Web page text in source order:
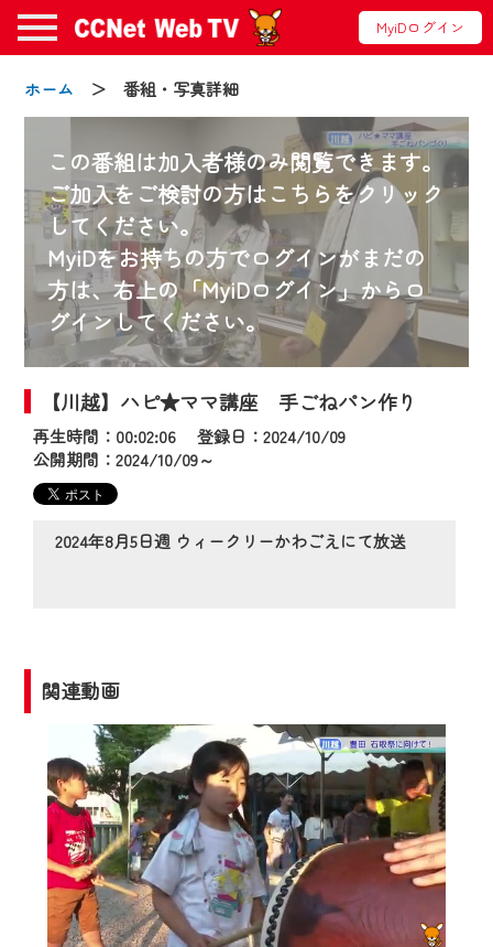
MyiDログイン
ホーム ＞ 番組・写真詳細
この番組は加入者様のみ閲覧できます。
ご加入をご検討の方はこちらをクリック
してください。
MyiDをお持ちの方でログインがまだの
方は、右上の「MyiDログイン」からロ
グインしてください。
【川越】ハピ★ママ講座 手ごねパン作り
再生時間：00:02:06 登録日：2024/10/09
公開期間：2024/10/09～
2024年8月5日週 ウィークリーかわごえにて放送
関連動画
お知らせ
2024/09/02
動画配信サービス『CCNet Web TV』は2024
年9月24日からリニューアルします！
【変更点】
◆デザイン変更により、お住まいの地域
の動画コンテンツが一目瞭然。
◆当社アプリやＰＣブラウザから、いつ
でも・どこでも・外出先でも！
2024年9月24日からはご加入者様へのサー
ビス向上のため、
『CCNet Web TV』を利用いただくには、
一部コンテンツを除き、
CCNetサービスへの加入と『CCNetマイ
ページ※』へのログインが必要となりま
す。
何卒、ご理解ご了承の程よろしくお願い
いたします。